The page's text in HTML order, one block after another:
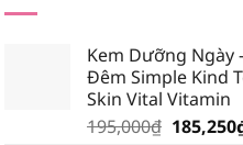
Kem Dưỡng Ngày -
Đêm Simple Kind
Skin Vital Vitamin
195,000₫ Giá
185,250